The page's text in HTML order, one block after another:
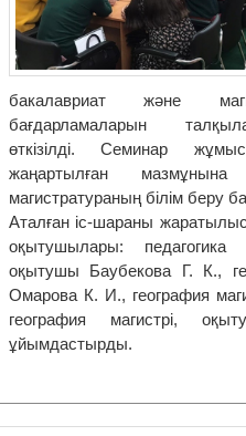
бакалавриат және
бағдарламаларын
өткізілді. Семинар
жаңартылған
магистратураның білім беру
Аталған іс-шараны
оқытушылары:
оқытушы Баубекова Г. К.,
Омарова К. И., география
география магистрі,
ұйымдастырды.